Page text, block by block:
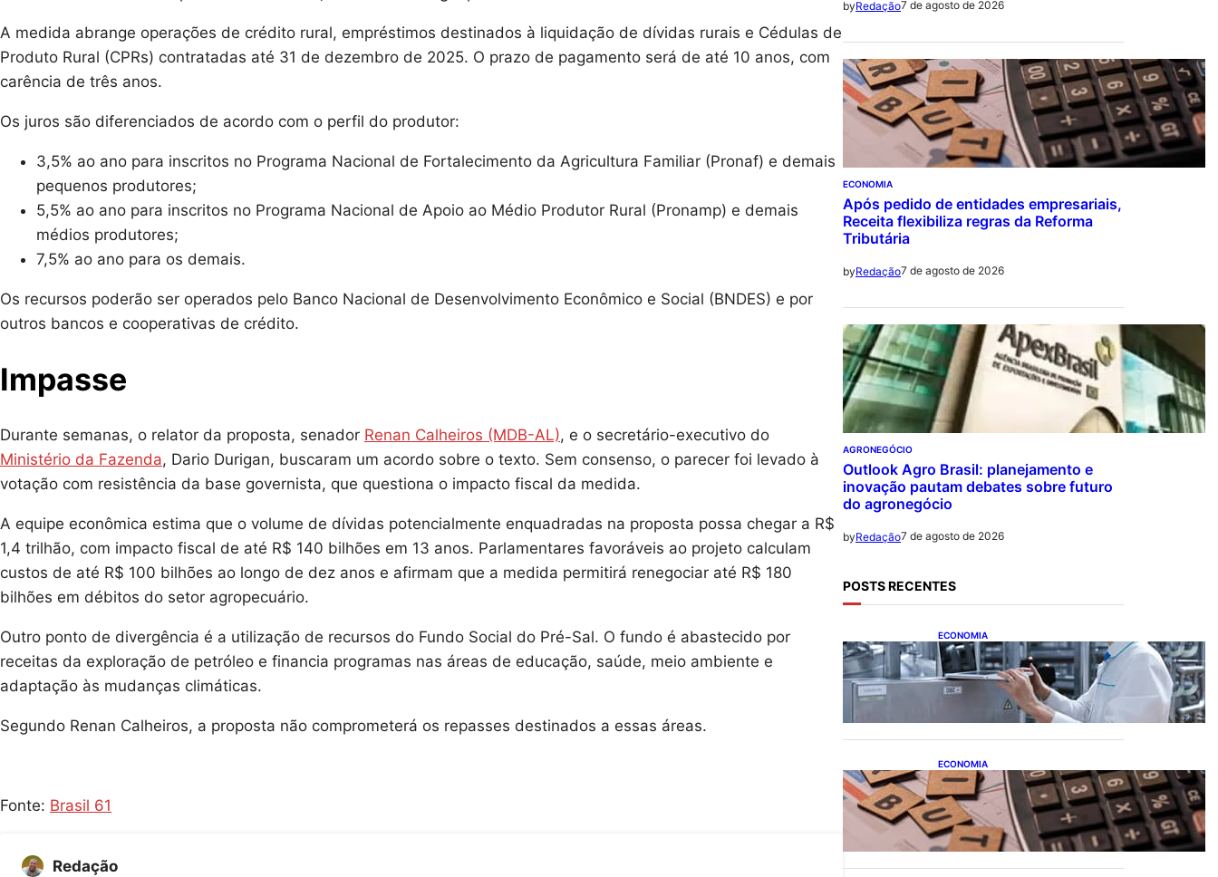
A medida abrange operações de crédito rural, empréstimos destinados à liquidação de dívidas rurais e Cédulas de
Produto Rural (CPRs) contratadas até 31 de dezembro de 2025. O prazo de pagamento será de até 10 anos, com
carência de três anos.
Os juros são diferenciados de acordo com o perfil do produtor:
3,5% ao ano para inscritos no Programa Nacional de Fortalecimento da Agricultura Familiar (Pronaf) e demais
pequenos produtores;
5,5% ao ano para inscritos no Programa Nacional de Apoio ao Médio Produtor Rural (Pronamp) e demais
médios produtores;
7,5% ao ano para os demais.
Os recursos poderão ser operados pelo Banco Nacional de Desenvolvimento Econômico e Social (BNDES) e por
outros bancos e cooperativas de crédito.
Impasse
Durante semanas, o relator da proposta, senador Renan Calheiros (MDB-AL), e o secretário-executivo do
Ministério da Fazenda, Dario Durigan, buscaram um acordo sobre o texto. Sem consenso, o parecer foi levado à
votação com resistência da base governista, que questiona o impacto fiscal da medida.
A equipe econômica estima que o volume de dívidas potencialmente enquadradas na proposta possa chegar a R$
1,4 trilhão, com impacto fiscal de até R$ 140 bilhões em 13 anos. Parlamentares favoráveis ao projeto calculam
custos de até R$ 100 bilhões ao longo de dez anos e afirmam que a medida permitirá renegociar até R$ 180
bilhões em débitos do setor agropecuário.
Outro ponto de divergência é a utilização de recursos do Fundo Social do Pré-Sal. O fundo é abastecido por
receitas da exploração de petróleo e financia programas nas áreas de educação, saúde, meio ambiente e
adaptação às mudanças climáticas.
Segundo Renan Calheiros, a proposta não comprometerá os repasses destinados a essas áreas.
Fonte: Brasil 61
Redação
byRedação7 de agosto de 2026
ECONOMIA
Após pedido de entidades empresariais,
Receita flexibiliza regras da Reforma
Tributária
byRedação7 de agosto de 2026
AGRONEGÓCIO
Outlook Agro Brasil: planejamento e
inovação pautam debates sobre futuro
do agronegócio
byRedação7 de agosto de 2026
POSTS RECENTES
ECONOMIA
CNI: indústria investe em
máquinas novas, mas
modernização tecnológica
avança lentamente
ECONOMIA
Após pedido de entidades
empresariais, Receita
flexibiliza regras da
Reforma Tributária